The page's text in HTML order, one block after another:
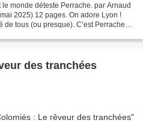
monde déteste Perrache. par Arnaud
2025) 12 pages. On adore Lyon !
tous (ou presque). C’est Perrache !
des tranchées